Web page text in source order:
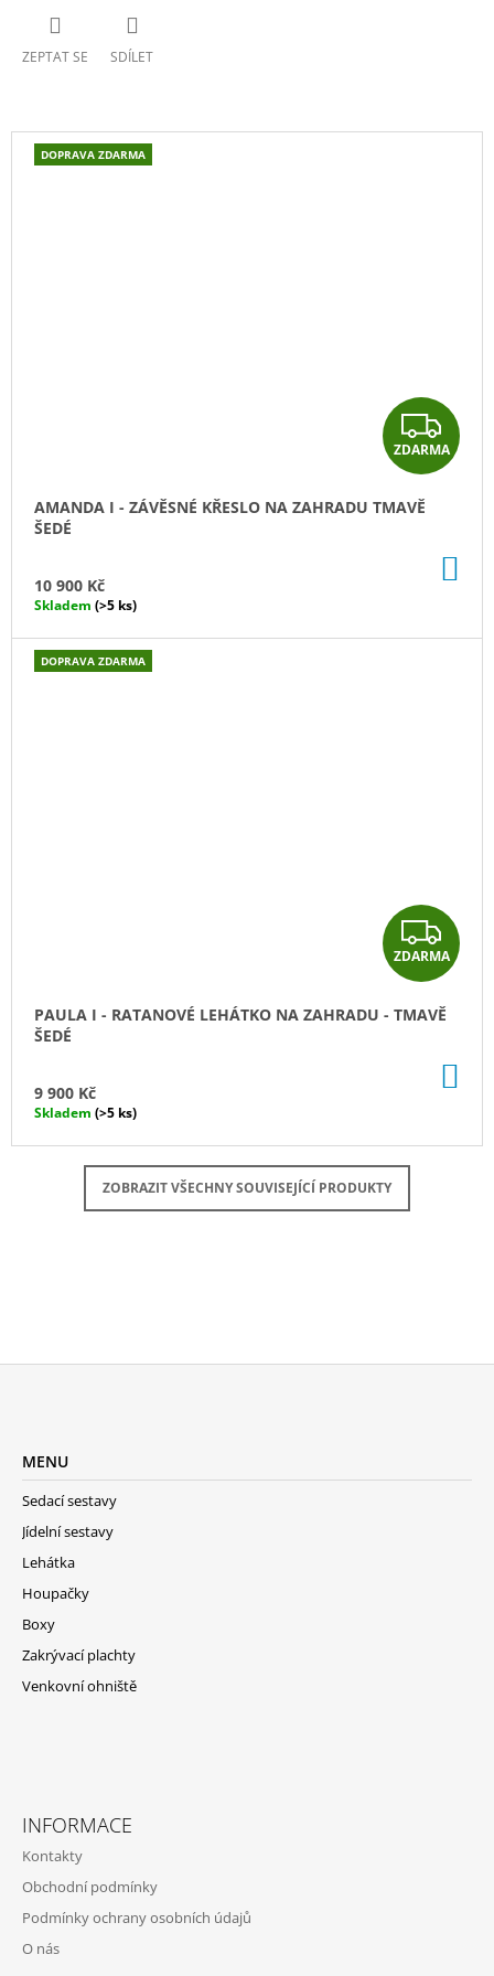
ZEPTAT SE SDÍLET
Z
D
M
ZDARMA
DOPRAVA ZDARMA
AMANDA I - ZÁVĚSNÉ KŘESLO NA ZAHRADU TMAVĚ
ŠEDÉ
10 900 Kč
Skladem (>5 ks)
Z
D
A
M
ZDARMA
DOPRAVA ZDARMA
PAULA I - RATANOVÉ LEHÁTKO NA ZAHRADU - TMAVĚ
ŠEDÉ
9 900 Kč
Skladem (>5 ks)
ZOBRAZIT VŠECHNY SOUVISEJÍCÍ PRODUKTY
MENU
Sedací sestavy
Jídelní sestavy
Lehátka
Houpačky
Boxy
Zakrývací plachty
Venkovní ohniště
INFORMACE
Kontakty
Obchodní podmínky
Podmínky ochrany osobních údajů
O nás